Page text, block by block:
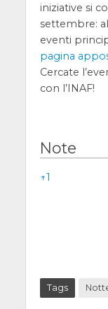
iniziative si
settembre:
eventi
pagina
Cercate
con l’INAF!
Note
Note
↑1
Tags